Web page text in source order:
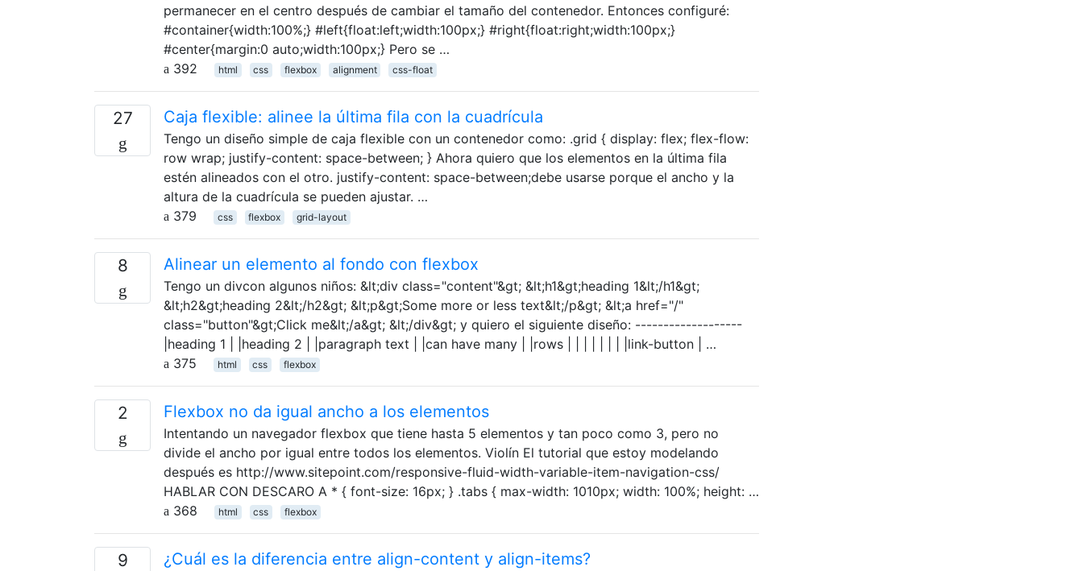
permanecer en el centro después de cambiar el tamaño del contenedor. Entonces configuré:
#container{width:100%;} #left{float:left;width:100px;} #right{float:right;width:100px;}
#center{margin:0 auto;width:100px;} Pero se …
392
html css flexbox alignment css-float
27 Caja flexible: alinee la última fila con la cuadrícula
Tengo un diseño simple de caja flexible con un contenedor como: .grid { display: flex; flex-flow:
row wrap; justify-content: space-between; } Ahora quiero que los elementos en la última fila
estén alineados con el otro. justify-content: space-between;debe usarse porque el ancho y la
altura de la cuadrícula se pueden ajustar. …
379
css flexbox grid-layout
8 Alinear un elemento al fondo con flexbox
Tengo un divcon algunos niños: &lt;div class="content"&gt; &lt;h1&gt;heading 1&lt;/h1&gt;
&lt;h2&gt;heading 2&lt;/h2&gt; &lt;p&gt;Some more or less text&lt;/p&gt; &lt;a href="/"
class="button"&gt;Click me&lt;/a&gt; &lt;/div&gt; y quiero el siguiente diseño: -------------------
|heading 1 | |heading 2 | |paragraph text | |can have many | |rows | | | | | | | |link-button | …
375
html css flexbox
2 Flexbox no da igual ancho a los elementos
Intentando un navegador flexbox que tiene hasta 5 elementos y tan poco como 3, pero no
divide el ancho por igual entre todos los elementos. Violín El tutorial que estoy modelando
después es http://www.sitepoint.com/responsive-fluid-width-variable-item-navigation-css/
HABLAR CON DESCARO A * { font-size: 16px; } .tabs { max-width: 1010px; width: 100%; height: …
368
html css flexbox
9 ¿Cuál es la diferencia entre align-content y align-items?